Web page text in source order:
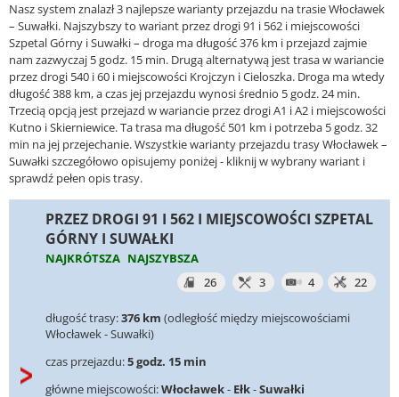
Nasz system znalazł 3 najlepsze warianty przejazdu na trasie Włocławek
– Suwałki. Najszybszy to wariant przez drogi 91 i 562 i miejscowości
Szpetal Górny i Suwałki – droga ma długość 376 km i przejazd zajmie
nam zazwyczaj 5 godz. 15 min. Drugą alternatywą jest trasa w wariancie
przez drogi 540 i 60 i miejscowości Krojczyn i Cieloszka. Droga ma wtedy
długość 388 km, a czas jej przejazdu wynosi średnio 5 godz. 24 min.
Trzecią opcją jest przejazd w wariancie przez drogi A1 i A2 i miejscowości
Kutno i Skierniewice. Ta trasa ma długość 501 km i potrzeba 5 godz. 32
min na jej przejechanie. Wszystkie warianty przejazdu trasy Włocławek –
Suwałki szczegółowo opisujemy poniżej - kliknij w wybrany wariant i
sprawdź pełen opis trasy.
PRZEZ DROGI 91 I 562 I MIEJSCOWOŚCI SZPETAL
GÓRNY I SUWAŁKI
NAJKRÓTSZA NAJSZYBSZA
26
3 4 22
długość trasy:376 km (odległość między miejscowościami
Włocławek - Suwałki)
czas przejazdu:5 godz. 15 min
główne miejscowości:Włocławek- Ełk-Suwałki